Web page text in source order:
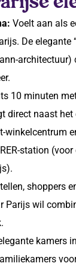
Voelt aan als
De elegante
architectuur)
10 minuten
direct naast het
winkelcentrum
station
shoppers
Parijs wil
kamers